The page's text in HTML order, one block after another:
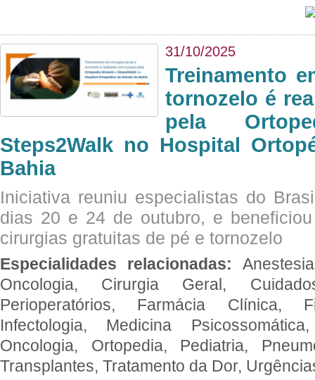
31/10/2025
Treinamento
tornozelo é
pela
Steps2Walk no Hospital
Bahia
Iniciativa reuniu especialistas do
dias 20 e 24 de outubro, e
cirurgias gratuitas de pé e tornozelo
Especialidades relacionadas:
Oncologia, Cirurgia Geral,
Perioperatórios, Farmácia Clínica,
Infectologia, Medicina
Oncologia, Ortopedia, Pediatria,
Transplantes, Tratamento da Dor,